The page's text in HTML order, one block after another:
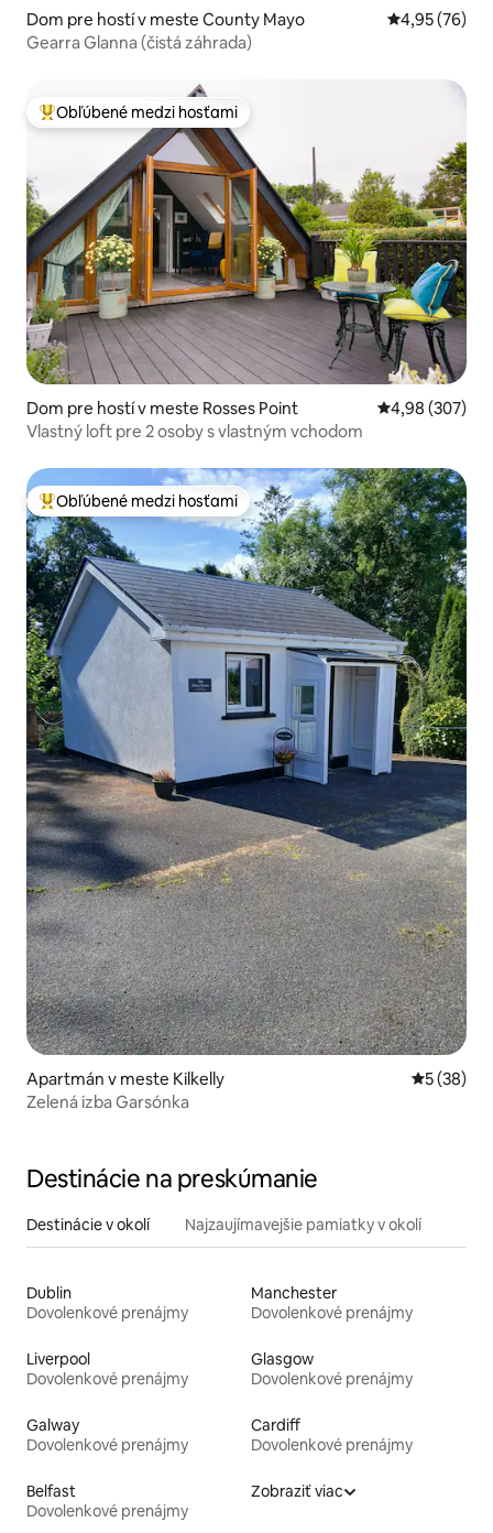
Dom pre hostí v meste County Mayo Priemerné
4,95 (76)
Gearra Glanna (čistá záhrada)
Najobľúbenejšie medzi hosťami
Obľúbené medzi hosťami
Dom pre hostí v meste Rosses Point Priemerné
4,98 (307)
Vlastný loft pre 2 osoby s vlastným vchodom
Najobľúbenejšie medzi hosťami
Obľúbené medzi hosťami
Apartmán v meste Kilkelly
5 (38)
Zelená izba Garsónka
Destinácie na preskúmanie
Destinácie v okolí Najzaujímavejšie pamiatky v okolí
Dublin
Dovolenkové prenájmy
Manchester
Dovolenkové prenájmy
Liverpool
Dovolenkové prenájmy
Glasgow
Dovolenkové prenájmy
Galway
Dovolenkové prenájmy
Cardiff
Dovolenkové prenájmy
Belfast
Dovolenkové prenájmy
Zobraziť viac